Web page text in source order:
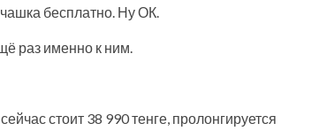
бесплатно. Ну ОК.
раз именно к ним.
стоит 38 990 тенге, пролонгируется